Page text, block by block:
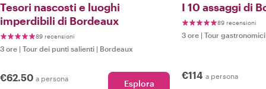
Tesori nascosti e luoghi
imperdibili di Bordeaux
89 recensioni
3 ore | Tour dei punti salienti | Bordeaux
€62.50 a persona Esplora
I 10 assaggi di
89 recensioni
3 ore | Tour gastronomici
€114 a persona